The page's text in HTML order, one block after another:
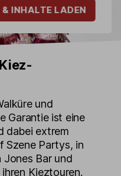
INHALTE LADEN
und
Garantie ist eine
dabei extrem
Szene Partys, in
Jones Bar und
Kieztouren.